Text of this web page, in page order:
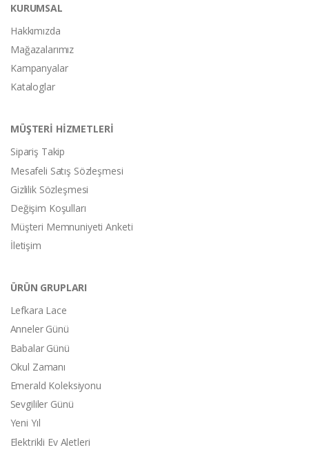
KURUMSAL
Hakkımızda
Mağazalarımız
Kampanyalar
Kataloglar
MÜŞTERİ HİZMETLERİ
Sipariş Takip
Mesafeli Satış Sözleşmesi
Gizlilik Sözleşmesi
Değişim Koşulları
Müşteri Memnuniyeti Anketi
İletişim
ÜRÜN GRUPLARI
Lefkara Lace
Anneler Günü
Babalar Günü
Okul Zamanı
Emerald Koleksiyonu
Sevgililer Günü
Yeni Yıl
Elektrikli Ev Aletleri